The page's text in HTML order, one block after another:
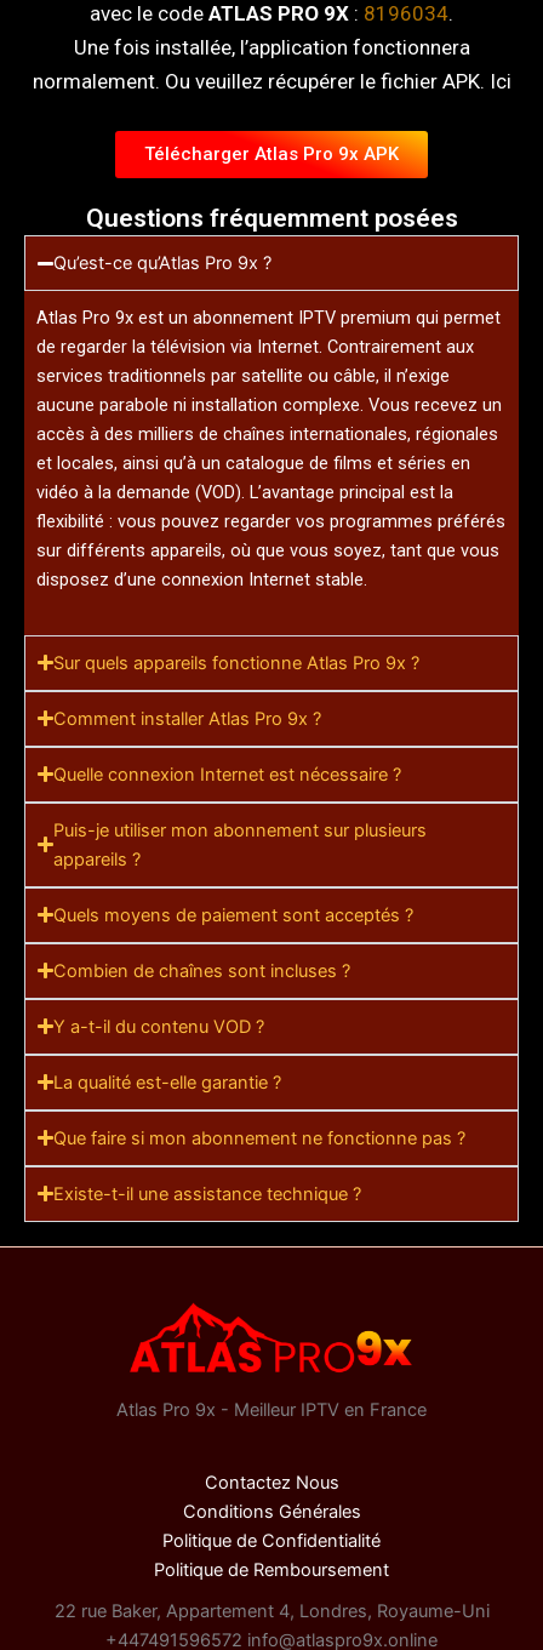
avec le code ATLAS PRO 9X : 8196034.
Une fois installée, l’application fonctionnera
normalement. Ou veuillez récupérer le fichier APK. Ici
Télécharger Atlas Pro 9x APK
Questions fréquemment posées
Qu’est-ce qu’Atlas Pro 9x ?
Atlas Pro 9x est un abonnement IPTV premium qui permet
de regarder la télévision via Internet. Contrairement aux
services traditionnels par satellite ou câble, il n’exige
aucune parabole ni installation complexe. Vous recevez un
accès à des milliers de chaînes internationales, régionales
et locales, ainsi qu’à un catalogue de films et séries en
vidéo à la demande (VOD). L’avantage principal est la
flexibilité : vous pouvez regarder vos programmes préférés
sur différents appareils, où que vous soyez, tant que vous
disposez d’une connexion Internet stable.
Sur quels appareils fonctionne Atlas Pro 9x ?
Comment installer Atlas Pro 9x ?
Quelle connexion Internet est nécessaire ?
Puis-je utiliser mon abonnement sur plusieurs
appareils ?
Quels moyens de paiement sont acceptés ?
Combien de chaînes sont incluses ?
Y a-t-il du contenu VOD ?
La qualité est-elle garantie ?
Que faire si mon abonnement ne fonctionne pas ?
Existe-t-il une assistance technique ?
Atlas Pro 9x - Meilleur IPTV en France
Contactez Nous
Conditions Générales
Politique de Confidentialité
Politique de Remboursement
22 rue Baker, Appartement 4, Londres, Royaume-Uni
+447491596572 info@atlaspro9x.online